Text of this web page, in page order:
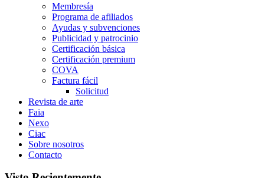
Membresía
Programa de afiliados
Ayudas y subvenciones
Publicidad y patrocinio
Certificación básica
Certificación premium
COVA
Factura fácil
Solicitud
Revista de arte
Faia
Nexo
Ciac
Sobre nosotros
Contacto